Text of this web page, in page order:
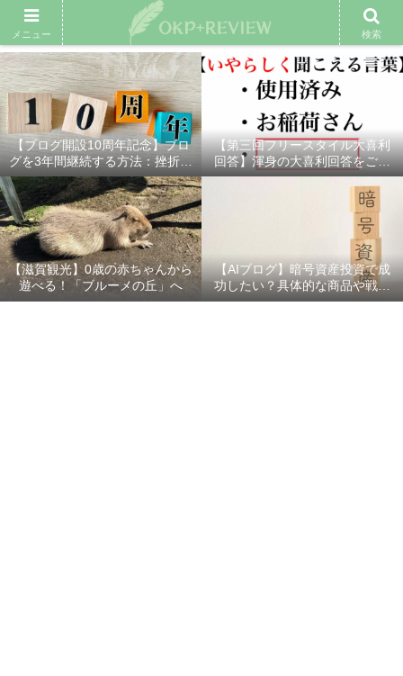
雑記ブログ プロフィール 余興動画 ベスト大喜利 スポ
【ブログ開設10周年記念】ブロ
グを3年間継続する方法：挫折し
ないための7つの秘訣
【第三回フリースタイル大喜利
回答】渾身の大喜利回答をご紹
介！
【滋賀観光】0歳の赤ちゃんから
遊べる！「ブルーメの丘」へ
【AIブログ】暗号資産投資で成
功したい？具体的な商品や戦略
を分かりやすく解説！
メニュー 検索